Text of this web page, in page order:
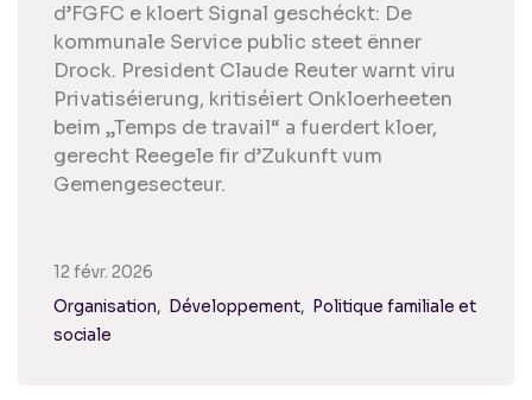
d’FGFC e kloert Signal geschéckt: De
kommunale Service public steet ënner
Drock. President Claude Reuter warnt viru
Privatiséierung, kritiséiert Onkloerheeten
beim „Temps de travail“ a fuerdert kloer,
gerecht Reegele fir d’Zukunft vum
Gemengesecteur.
12 févr. 2026
Organisation
Développement
Politique familiale et
sociale